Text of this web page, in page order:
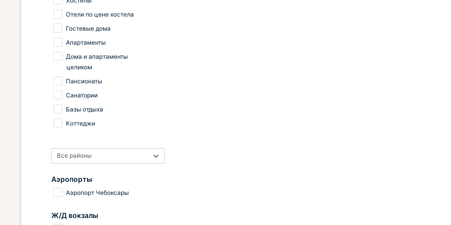
инфраструктура в шаговой
доступности. Нам все
понравилось, вернемся сюда
снова.
Отели по цене хостела
Гостевые дома
Апартаменты
Дома и апартаменты
целиком
Пансионаты
Санатории
Базы отдыха
Коттеджи
Все районы
Аэропорты
Аэропорт Чебоксары
Ж/Д вокзалы